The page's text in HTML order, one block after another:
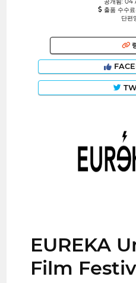
출품 수수
단편
EUREKA
Film